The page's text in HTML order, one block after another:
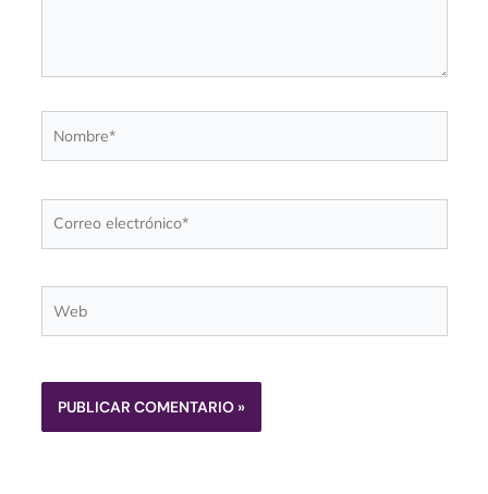
electrónico*